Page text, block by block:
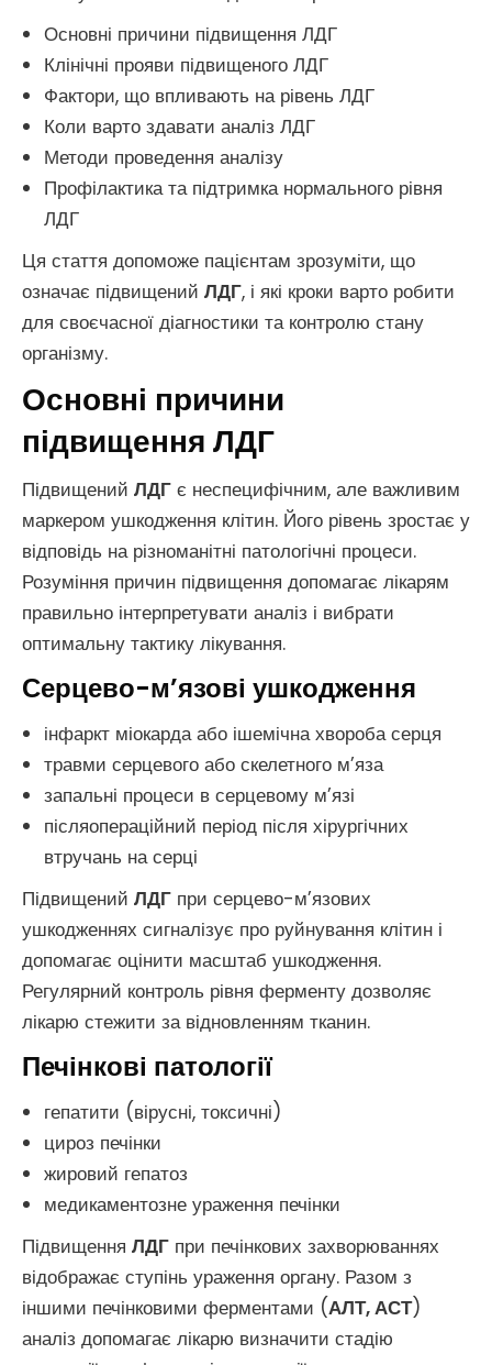
Основні причини підвищення ЛДГ
Клінічні прояви підвищеного ЛДГ
Фактори, що впливають на рівень ЛДГ
Коли варто здавати аналіз ЛДГ
Методи проведення аналізу
Профілактика та підтримка нормального рівня
ЛДГ
Ця стаття допоможе пацієнтам зрозуміти, що
означає підвищений ЛДГ, і які кроки варто робити
для своєчасної діагностики та контролю стану
організму.
Основні причини
підвищення ЛДГ
Підвищений ЛДГ є неспецифічним, але важливим
маркером ушкодження клітин. Його рівень зростає у
відповідь на різноманітні патологічні процеси.
Розуміння причин підвищення допомагає лікарям
правильно інтерпретувати аналіз і вибрати
оптимальну тактику лікування.
Серцево-м’язові ушкодження
інфаркт міокарда або ішемічна хвороба серця
травми серцевого або скелетного м’яза
запальні процеси в серцевому м’язі
післяопераційний період після хірургічних
втручань на серці
Підвищений ЛДГ при серцево-м’язових
ушкодженнях сигналізує про руйнування клітин і
допомагає оцінити масштаб ушкодження.
Регулярний контроль рівня ферменту дозволяє
лікарю стежити за відновленням тканин.
Печінкові патології
гепатити (вірусні, токсичні)
цироз печінки
жировий гепатоз
медикаментозне ураження печінки
Підвищення ЛДГ при печінкових захворюваннях
відображає ступінь ураження органу. Разом з
іншими печінковими ферментами (АЛТ, АСТ)
аналіз допомагає лікарю визначити стадію